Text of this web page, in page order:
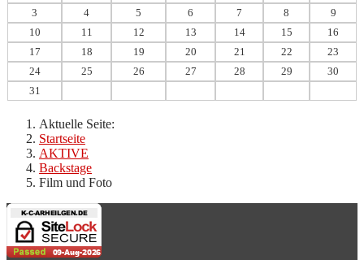
3
4 5 6 7 8
9
10
11 12 13 14 15
16
17
18 19 20 21 22
23
24
25 26 27 28 29
30
31
Aktuelle Seite:
Startseite
AKTIVE
Backstage
Film und Foto